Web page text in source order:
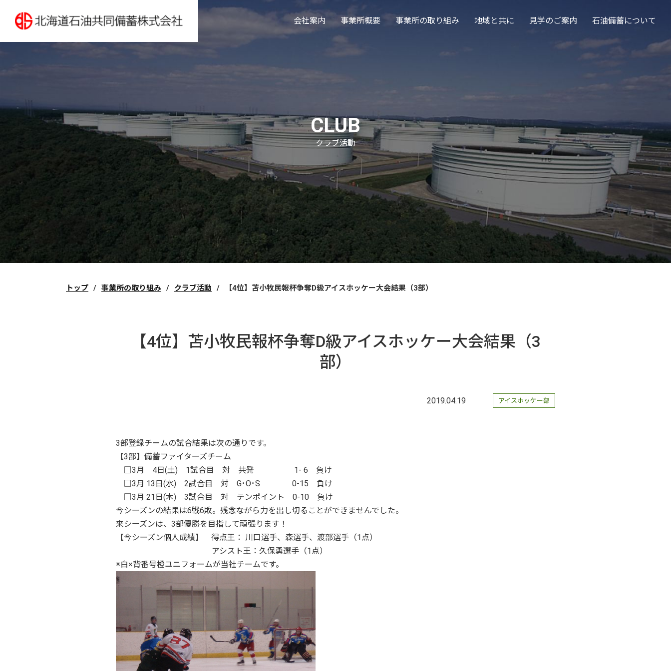
会社案内 事業所概要 事業所の取り組み 地域と共に 見学のご案内 石油備蓄について
CLUB
クラブ活動
トップ 事業所の取り組み クラブ活動 【4位】苫小牧民報杯争奪D級アイスホッケー大会結果（3部）
【4位】苫小牧民報杯争奪D級アイスホッケー大会結果（3
部）
2019.04.19 アイスホッケー部
3部登録チームの試合結果は次の通りです。
【3部】備蓄ファイターズチーム
□3月 4日(土) 1試合目 対 共発 1- 6 負け
□3月 13日(水) 2試合目 対 G･O･S 0-15 負け
□3月 21日(木) 3試合目 対 テンポイント 0-10 負け
今シーズンの結果は6戦6敗。残念ながら力を出し切ることができませんでした。
来シーズンは、3部優勝を目指して頑張ります！
【今シーズン個人成績】 得点王： 川口選手、森選手、渡部選手（1点）
アシスト王：久保勇選手（1点）
※白×背番号橙ユニフォームが当社チームです。